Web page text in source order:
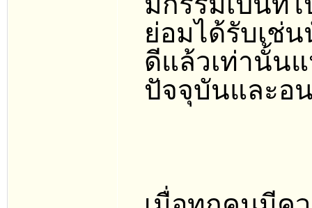
ย่อมได้รับเช่
ดีแล้วเท่านั้น
ปัจจุบันและอ